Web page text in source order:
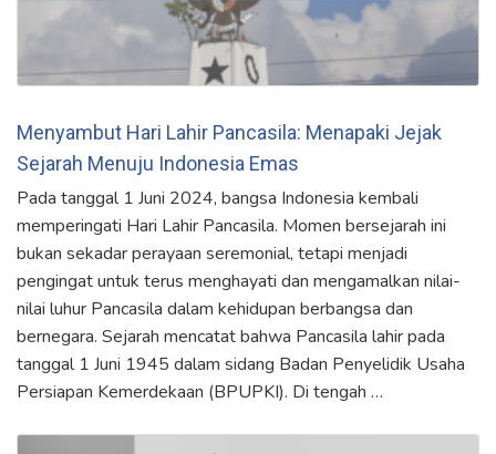
Menyambut Hari Lahir Pancasila: Menapaki Jejak
Sejarah Menuju Indonesia Emas
Pada tanggal 1 Juni 2024, bangsa Indonesia kembali
memperingati Hari Lahir Pancasila. Momen bersejarah ini
bukan sekadar perayaan seremonial, tetapi menjadi
pengingat untuk terus menghayati dan mengamalkan nilai-
nilai luhur Pancasila dalam kehidupan berbangsa dan
bernegara. Sejarah mencatat bahwa Pancasila lahir pada
tanggal 1 Juni 1945 dalam sidang Badan Penyelidik Usaha
Persiapan Kemerdekaan (BPUPKI). Di tengah …